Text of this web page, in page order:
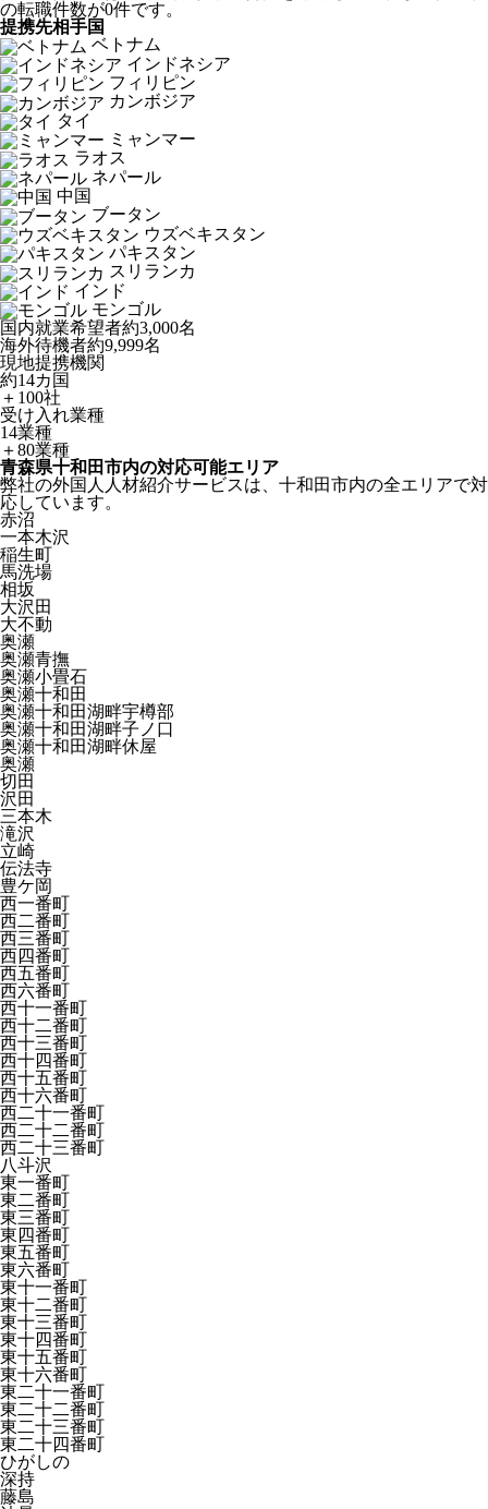
の転職件数が0件です。
提携先相手国
ベトナム
インドネシア
フィリピン
カンボジア
タイ
ミャンマー
ラオス
ネパール
中国
ブータン
ウズベキスタン
パキスタン
スリランカ
インド
モンゴル
国内就業希望者約3,000名
海外待機者約9,999名
現地提携機関
約14カ国
＋100社
受け入れ業種
14業種
＋80業種
青森県十和田市内の対応可能エリア
弊社の外国人人材紹介サービスは、十和田市内の全エリアで対
応しています。
赤沼
一本木沢
稲生町
馬洗場
相坂
大沢田
大不動
奥瀬
奥瀬青撫
奥瀬小畳石
奥瀬十和田
奥瀬十和田湖畔宇樽部
奥瀬十和田湖畔子ノ口
奥瀬十和田湖畔休屋
奥瀬
切田
沢田
三本木
滝沢
立崎
伝法寺
豊ケ岡
西一番町
西二番町
西三番町
西四番町
西五番町
西六番町
西十一番町
西十二番町
西十三番町
西十四番町
西十五番町
西十六番町
西二十一番町
西二十二番町
西二十三番町
八斗沢
東一番町
東二番町
東三番町
東四番町
東五番町
東六番町
東十一番町
東十二番町
東十三番町
東十四番町
東十五番町
東十六番町
東二十一番町
東二十二番町
東二十三番町
東二十四番町
ひがしの
深持
藤島